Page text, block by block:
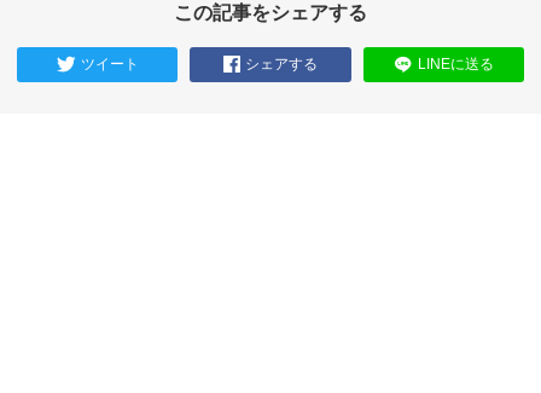
この記事をシェアする
ツイート シェアする LINEに送る